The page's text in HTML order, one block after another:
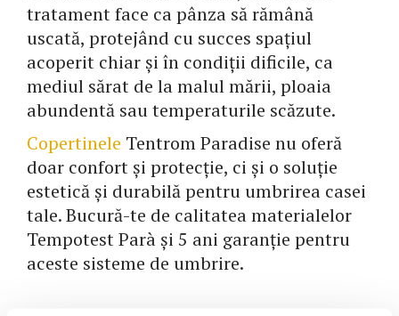
tratament face ca pânza să rămână
uscată, protejând cu succes spațiul
acoperit chiar și în condiții dificile, ca
mediul sărat de la malul mării, ploaia
abundentă sau temperaturile scăzute.
Copertinele Tentrom Paradise nu oferă
doar confort și protecție, ci și o soluție
estetică și durabilă pentru umbrirea casei
tale. Bucură-te de calitatea materialelor
Tempotest Parà și 5 ani garanție pentru
aceste sisteme de umbrire.